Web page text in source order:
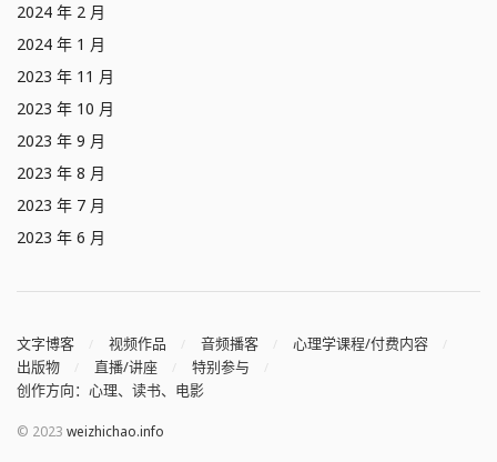
2024 年 2 月
2024 年 1 月
2023 年 11 月
2023 年 10 月
2023 年 9 月
2023 年 8 月
2023 年 7 月
2023 年 6 月
文字博客 视频作品 音频播客
心理学课程/付费内容
出版物
直播/讲座
特别参与
创作方向：心理、读书、电影
© 2023 weizhichao.info